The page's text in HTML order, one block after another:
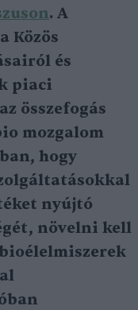
. A
Közös
és
piaci
összefogás
mozgalom
hogy
nyújtó
növelni kell